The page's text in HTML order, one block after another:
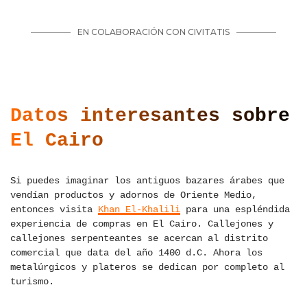
Datos interesantes sobre
El Cairo
Si puedes imaginar los antiguos bazares árabes que
vendían productos y adornos de Oriente Medio,
entonces visita Khan El-Khalili para una espléndida
experiencia de compras en El Cairo. Callejones y
callejones serpenteantes se acercan al distrito
comercial que data del año 1400 d.C. Ahora los
metalúrgicos y plateros se dedican por completo al
turismo.